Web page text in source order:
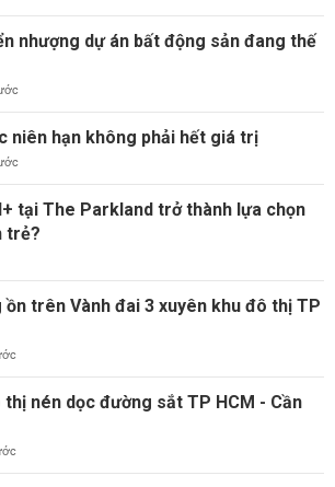
nhượng dự án bất động sản đang thế
niên hạn không phải hết giá trị
tại The Parkland trở thành lựa chọn
trẻ?
trên Vành đai 3 xuyên khu đô thị TP
nén dọc đường sắt TP HCM - Cần